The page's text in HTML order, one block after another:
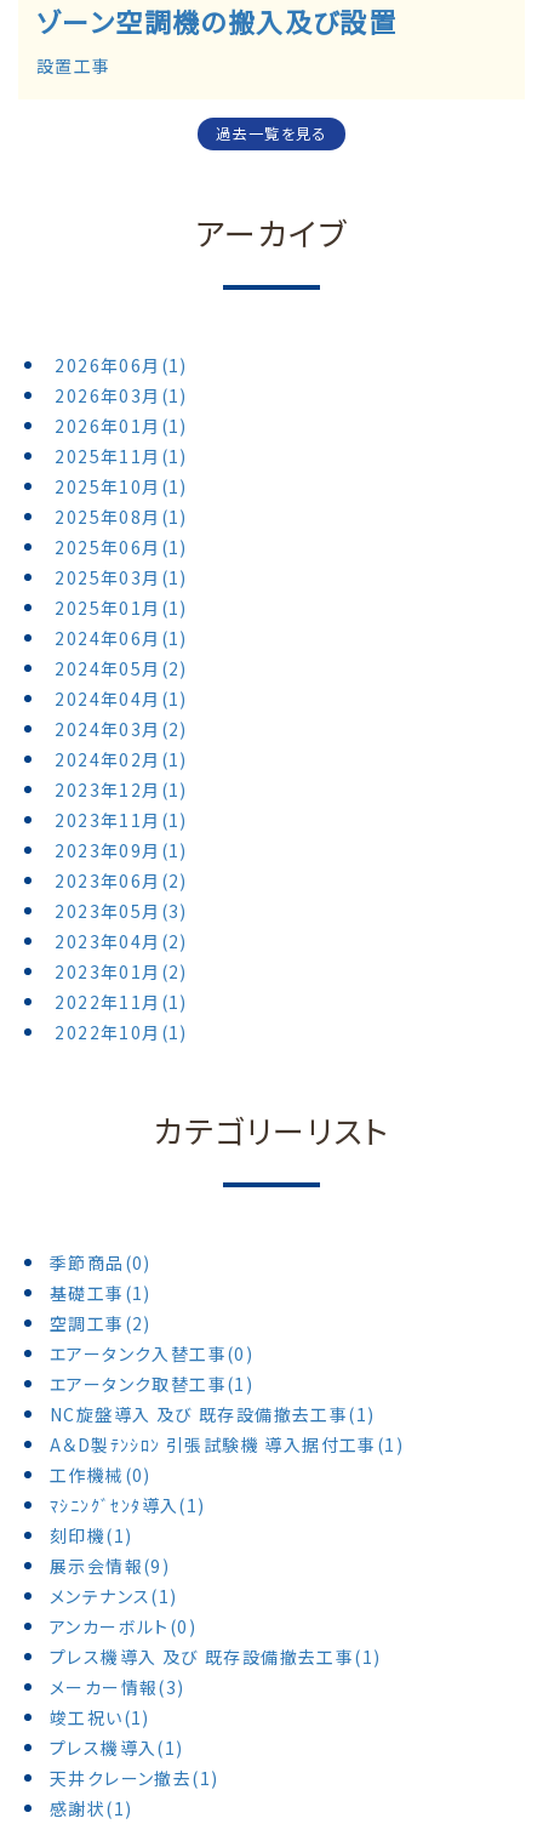
ゾーン空調機の搬入及び設置
設置工事
過去一覧を見る
アーカイブ
2026年06月(1)
2026年03月(1)
2026年01月(1)
2025年11月(1)
2025年10月(1)
2025年08月(1)
2025年06月(1)
2025年03月(1)
2025年01月(1)
2024年06月(1)
2024年05月(2)
2024年04月(1)
2024年03月(2)
2024年02月(1)
2023年12月(1)
2023年11月(1)
2023年09月(1)
2023年06月(2)
2023年05月(3)
2023年04月(2)
2023年01月(2)
2022年11月(1)
2022年10月(1)
カテゴリーリスト
季節商品(0)
基礎工事(1)
空調工事(2)
エアータンク入替工事(0)
エアータンク取替工事(1)
NC旋盤導入 及び 既存設備撤去工事(1)
A＆D製ﾃﾝｼﾛﾝ 引張試験機 導入据付工事(1)
工作機械(0)
ﾏｼﾆﾝｸﾞｾﾝﾀ導入(1)
刻印機(1)
展示会情報(9)
メンテナンス(1)
アンカーボルト(0)
プレス機導入 及び 既存設備撤去工事(1)
メーカー情報(3)
竣工祝い(1)
プレス機導入(1)
天井クレーン撤去(1)
感謝状(1)